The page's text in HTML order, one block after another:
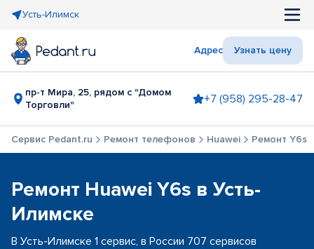
Усть-Илимск
Адрес Узнать цену
пр-т Мира, 25, рядом с "Домом
Торговли"
+7 (958) 295-28-47
Сервис Pedant.ru Ремонт телефонов Huawei Ремонт Y6s
Ремонт Huawei Y6s в Усть-
Илимске
В Усть-Илимске 1 сервис, в России 707 сервисов